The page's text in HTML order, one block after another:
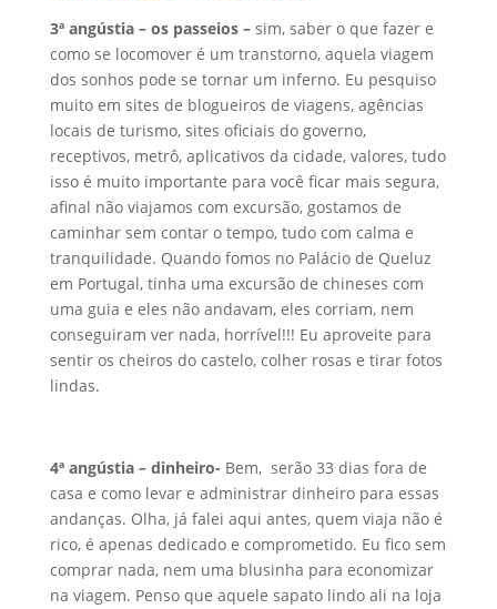
3ª angústia – os passeios – sim, saber o que fazer e
como se locomover é um transtorno, aquela viagem
dos sonhos pode se tornar um inferno. Eu pesquiso
muito em sites de blogueiros de viagens, agências
locais de turismo, sites oficiais do governo,
receptivos, metrô, aplicativos da cidade, valores, tudo
isso é muito importante para você ficar mais segura,
afinal não viajamos com excursão, gostamos de
caminhar sem contar o tempo, tudo com calma e
tranquilidade. Quando fomos no Palácio de Queluz
em Portugal, tinha uma excursão de chineses com
uma guia e eles não andavam, eles corriam, nem
conseguiram ver nada, horrível!!! Eu aproveite para
sentir os cheiros do castelo, colher rosas e tirar fotos
lindas.
4ª angústia – dinheiro- Bem, serão 33 dias fora de
casa e como levar e administrar dinheiro para essas
andanças. Olha, já falei aqui antes, quem viaja não é
rico, é apenas dedicado e comprometido. Eu fico sem
comprar nada, nem uma blusinha para economizar
na viagem. Penso que aquele sapato lindo ali na loja